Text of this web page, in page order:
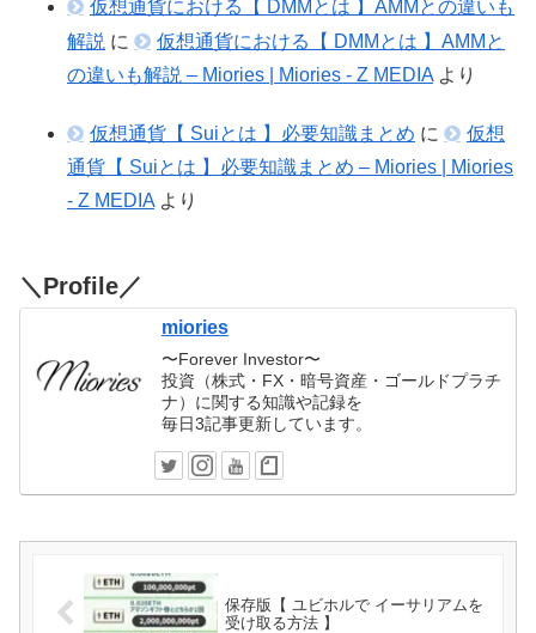
仮想通貨における【 DMMとは 】AMMとの違いも
解説 に
仮想通貨における【 DMMとは 】AMMと
の違いも解説 – Miories | Miories - Z MEDIA より
仮想通貨【 Suiとは 】必要知識まとめ に
仮想
通貨【 Suiとは 】必要知識まとめ – Miories | Miories
- Z MEDIA より
＼Profile／
miories
〜Forever Investor〜
投資（株式・FX・暗号資産・ゴールドプラチ
ナ）に関する知識や記録を
毎日3記事更新しています。
保存版【 ユビホルで イーサリアムを
受け取る方法 】